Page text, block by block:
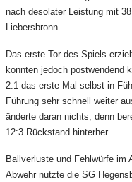
nach desolater Leistung mit
Liebersbronn.
Das erste Tor des Spiels
konnten jedoch postwendend
2:1 das erste Mal selbst in
Führung sehr schnell weiter
änderte daran nichts, denn
12:3 Rückstand hinterher.
Ballverluste und Fehlwürfe im
Abwehr nutzte die SG